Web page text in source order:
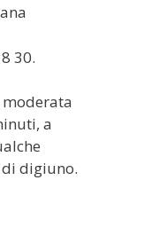
30.
moderata
a
digiuno.